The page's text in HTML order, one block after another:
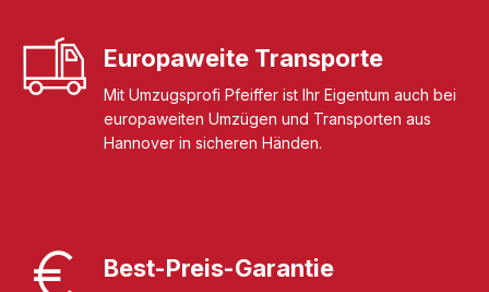
Europaweite Transporte
Mit Umzugsprofi Pfeiffer ist Ihr Eigentum auch bei
europaweiten Umzügen und Transporten aus
Hannover in sicheren Händen.
Best-Preis-Garantie